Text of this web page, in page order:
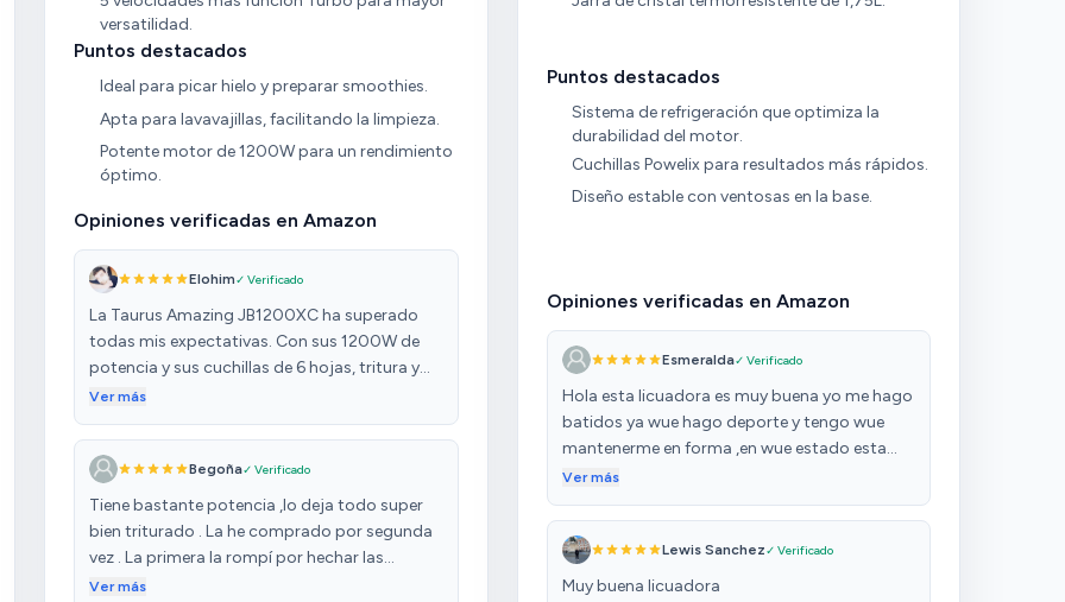
versatilidad.
Puntos destacados
Ideal para picar hielo y preparar smoothies.
Apta para lavavajillas, facilitando la limpieza.
Potente motor de 1200W para un rendimiento
óptimo.
Opiniones verificadas en Amazon
Elohim✓ Verificado
La Taurus Amazing JB1200XC ha superado
todas mis expectativas. Con sus 1200W de
potencia y sus cuchillas de 6 hojas, tritura y
mezcla con una facilidad impresionante,
frutos secos. Ideal tanto para batidos suaves
como para preparar salsas, cremas o
smoothies densos. La jarra de cristal de 1,75
litros es resistente, amplia y no retiene olores,
lo que es un plus si se usa con diferentes tipos
Ver más
Begoña✓ Verificado
Tiene bastante potencia ,lo deja todo super
bien triturado . La he comprado por segunda
vez . La primera la rompí por hechar las
verduras recién hechas y el contrate de fio
Ver más
Puntos destacados
Sistema de refrigeración que optimiza la
durabilidad del motor.
Cuchillas Powelix para resultados más rápidos.
Diseño estable con ventosas en la base.
Opiniones verificadas en Amazon
Esmeralda✓ Verificado
Hola esta licuadora es muy buena yo me hago
batidos ya wue hago deporte y tengo wue
mantenerme en forma ,en wue estado esta
licuadora es muy buena calidad producto y
gracias !!!
Ver más
Lewis Sanchez✓ Verificado
Muy buena licuadora